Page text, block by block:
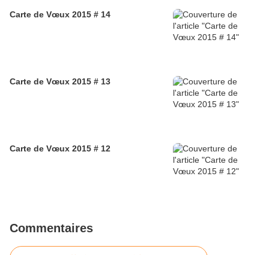
Carte de Vœux 2015 # 14
Carte de Vœux 2015 # 13
Carte de Vœux 2015 # 12
Commentaires